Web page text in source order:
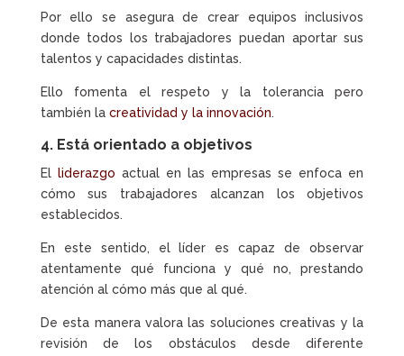
Por ello se asegura de crear equipos inclusivos
donde todos los trabajadores puedan aportar sus
talentos y capacidades distintas.
Ello fomenta el respeto y la tolerancia pero
también la creatividad y la innovación.
4. Está orientado a objetivos
El liderazgo actual en las empresas se enfoca en
cómo sus trabajadores alcanzan los objetivos
establecidos.
En este sentido, el líder es capaz de observar
atentamente qué funciona y qué no, prestando
atención al cómo más que al qué.
De esta manera valora las soluciones creativas y la
revisión de los obstáculos desde diferente